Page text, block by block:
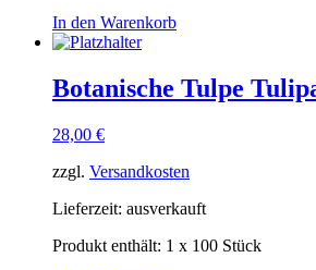
In den Warenkorb
Botanische Tulpe
28,00 €
zzgl. Versandkosten
Lieferzeit: ausverkauft
Produkt enthält: 1 x 100 Stück